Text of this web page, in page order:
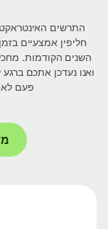
השנים הקודמות. מחכים
ואנו נעדכן אתכם ברגע
פעם לא